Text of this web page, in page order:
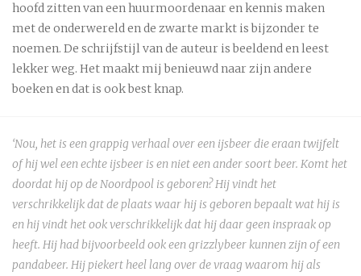
hoofd zitten van een huurmoordenaar en kennis maken
met de onderwereld en de zwarte markt is bijzonder te
noemen. De schrijfstijl van de auteur is beeldend en leest
lekker weg. Het maakt mij benieuwd naar zijn andere
boeken en dat is ook best knap.
‘Nou, het is een grappig verhaal over een ijsbeer die eraan twijfelt
of hij wel een echte ijsbeer is en niet een ander soort beer. Komt het
doordat hij op de Noordpool is geboren? Hij vindt het
verschrikkelijk dat de plaats waar hij is geboren bepaalt wat hij is
en hij vindt het ook verschrikkelijk dat hij daar geen inspraak op
heeft. Hij had bijvoorbeeld ook een grizzlybeer kunnen zijn of een
pandabeer. Hij piekert heel lang over de vraag waarom hij als